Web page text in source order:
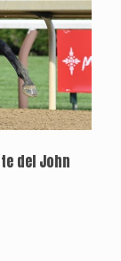
del John